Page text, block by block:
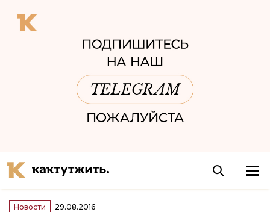
Новости 29.08.2016